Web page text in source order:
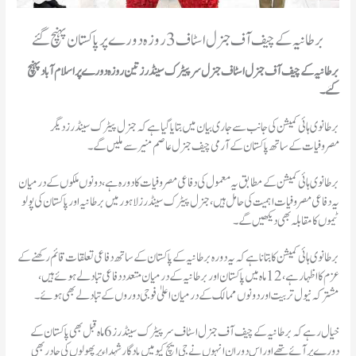
برطانیہ کے چیف آف جنرل اسٹاف 3 روزہ دورے پر پاکستان پہنچ گئے
برطانیہ کے چیف آف جنرل اسٹاف جنرل سر پیٹرک سینڈرز تین روزہ دورے پر اسلام آباد پہنچ
گئے۔
برطانوی ہائی کمیشن کی جانب سے جاری بیان میں بتایا گیا ہے کہ جنرل پیٹرک سینڈرز دیگر
مصروفیات کے ساتھ پاکستان کے آرمی چیف جنرل عاصم منیر سے ملیں گے۔
برطانوی ہائی کمیشن کے مطابق یہ معمول کی دفاعی مصروفیات کا دورہ ہے، دونوں ملکوں کے درمیان
یہ دفاعی مصروفیات اہمیت کی حامل ہیں، جنرل پیٹرک سینڈرز لاہور میں برطانیہ اور پاکستان کی پولو
ٹیموں کا مقابلہ بھی دیکھیں گے۔
برطانوی ہائی کمیشن کا بتانا ہے کہ یہ دورہ برطانیہ کے پاکستان کے ساتھ دفاعی تعلقات قائم رکھنے کے
عزم کا اظہار ہے، 12 ماہ میں پاکستان اور برطانیہ کے درمیان متعدد دفاعی تبادلے ہوئے ہیں،
مشترکہ نیول تربیت اور دونوں ممالک کے درمیان اعلیٰ فوجی دوروں کے تبادلے بھی ہوئے۔
خیال رہے کہ برطانیہ کے چیف آف جنرل اسٹاف سر پیٹرک سینڈرز 6 ماہ قبل بھی پاکستان کے
دورے پر آئے تھے اور اس دوران انہوں نے جی ایچ کیو میں یادگار شہداء پر پھولوں کی چادر بھی